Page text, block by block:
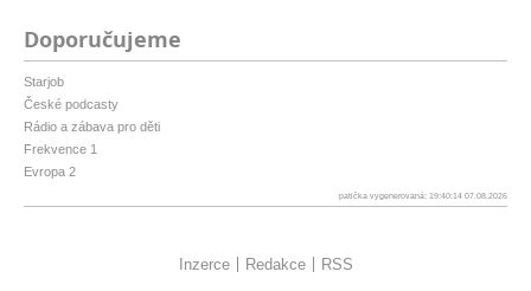
Doporučujeme
Starjob
České podcasty
Rádio a zábava pro děti
Frekvence 1
Evropa 2
patička vygenerovaná: 19:40:14 07.08.2026
Inzerce Redakce RSS